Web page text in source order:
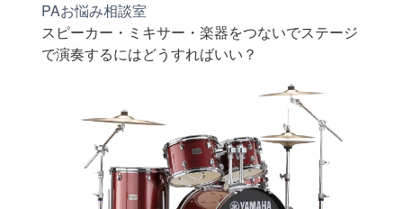
PAお悩み相談室
スピーカー・ミキサー・楽器をつないでステージ
で演奏するにはどうすればいい？